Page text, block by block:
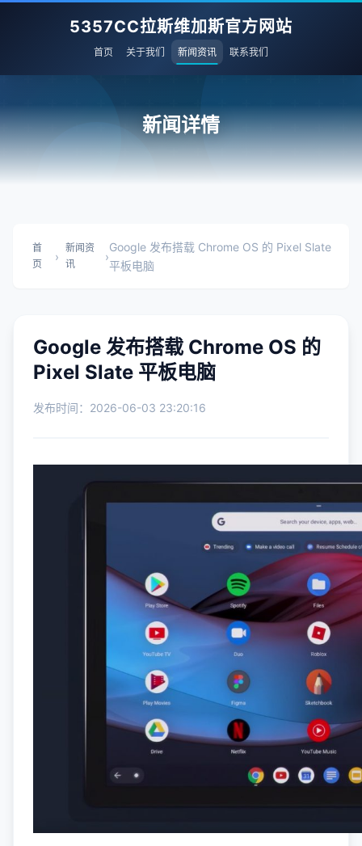
5357CC拉斯维加斯官方网站
首页 关于我们 新闻资讯 联系我们
新闻详情
首
页
›
新闻资
讯
›
Google 发布搭载 Chrome OS 的 Pixel Slate
平板电脑
Google 发布搭载 Chrome OS 的
Pixel Slate 平板电脑
发布时间：2026-06-03 23:20:16